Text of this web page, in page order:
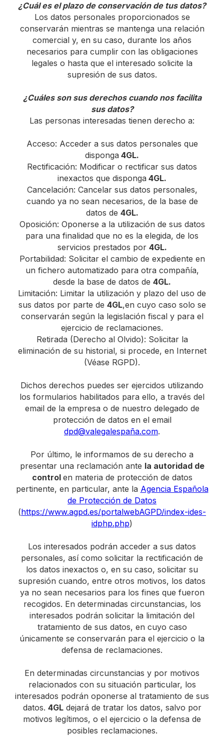
¿Cuál es el plazo de conservación de tus datos?
Los datos personales proporcionados se
conservarán mientras se mantenga una relación
comercial y, en su caso, durante los años
necesarios para cumplir con las obligaciones
legales o hasta que el interesado solicite la
supresión de sus datos.
¿Cuáles son sus derechos cuando nos facilita
sus datos?
Las personas interesadas tienen derecho a:
Acceso: Acceder a sus datos personales que
disponga 4GL.
Rectificación: Modificar o rectificar sus datos
inexactos que disponga 4GL.
Cancelación: Cancelar sus datos personales,
cuando ya no sean necesarios, de la base de
datos de 4GL.
Oposición: Oponerse a la utilización de sus datos
para una finalidad que no es la elegida, de los
servicios prestados por 4GL.
Portabilidad: Solicitar el cambio de expediente en
un fichero automatizado para otra compañía,
desde la base de datos de 4GL.
Limitación: Limitar la utilización y plazo del uso de
sus datos por parte de 4GL,en cuyo caso solo se
conservarán según la legislación fiscal y para el
ejercicio de reclamaciones.
Retirada (Derecho al Olvido): Solicitar la
eliminación de su historial, si procede, en Internet
(Véase RGPD).
Dichos derechos puedes ser ejercidos utilizando
los formularios habilitados para ello, a través del
email de la empresa o de nuestro delegado de
protección de datos en el email
dpd@valegalespaña.com.
Por último, le informamos de su derecho a
presentar una reclamación ante la autoridad de
control en materia de protección de datos
pertinente, en particular, ante la Agencia Española
de Protección de Datos
(https://www.agpd.es/portalwebAGPD/index-ides-
idphp.php)
Los interesados podrán acceder a sus datos
personales, así como solicitar la rectificación de
los datos inexactos o, en su caso, solicitar su
supresión cuando, entre otros motivos, los datos
ya no sean necesarios para los fines que fueron
recogidos. En determinadas circunstancias, los
interesados podrán solicitar la limitación del
tratamiento de sus datos, en cuyo caso
únicamente se conservarán para el ejercicio o la
defensa de reclamaciones.
En determinadas circunstancias y por motivos
relacionados con su situación particular, los
interesados podrán oponerse al tratamiento de sus
datos. 4GLdejará de tratar los datos, salvo por
motivos legítimos, o el ejercicio o la defensa de
posibles reclamaciones.